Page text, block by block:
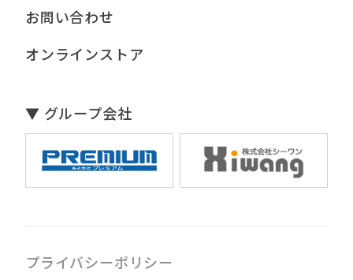
お問い合わせ
オンラインストア
▼ グループ会社
プライバシーポリシー